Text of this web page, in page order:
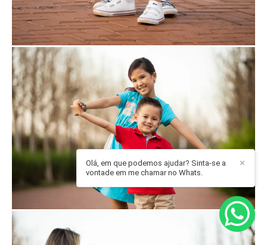
✕
Olá, em que podemos ajudar? Sinta-se a
vontade em me chamar no Whats.